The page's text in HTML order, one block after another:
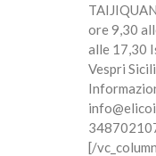
ore 9,30
alle 17,30
Vespri
[/